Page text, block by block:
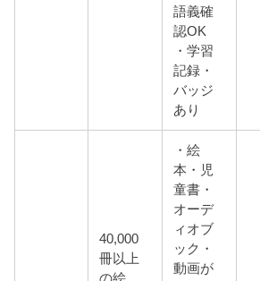
語義確
認OK
・学習
記録・
バッジ
あり
40,000
冊以上
の絵
・絵
本・児
童書・
オーデ
ィオブ
ック・
動画が